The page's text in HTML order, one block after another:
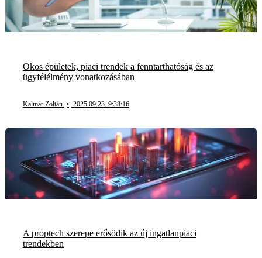
Okos épületek, piaci trendek a fenntarthatóság és az
ügyfélélmény vonatkozásában
Kalmár Zoltán • 2025.09.23. 9:38:16
A proptech szerepe erősödik az új ingatlanpiaci
trendekben